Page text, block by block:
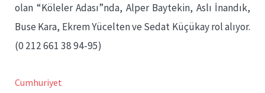
olan “Köleler Adası”nda, Alper Baytekin, Aslı İnandık,
Buse Kara, Ekrem Yücelten ve Sedat Küçükay rol alıyor.
(0 212 661 38 94-95)
Cumhuriyet